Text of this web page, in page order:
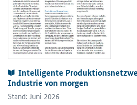
Publikationen:
Intelligente
Industrie von morgen
Stand: Juni 2026